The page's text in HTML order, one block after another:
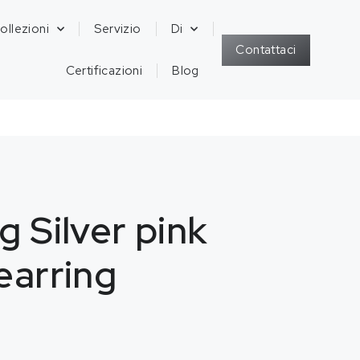
Servizio Di
Certificazioni Blog
Contattaci
Silver pink